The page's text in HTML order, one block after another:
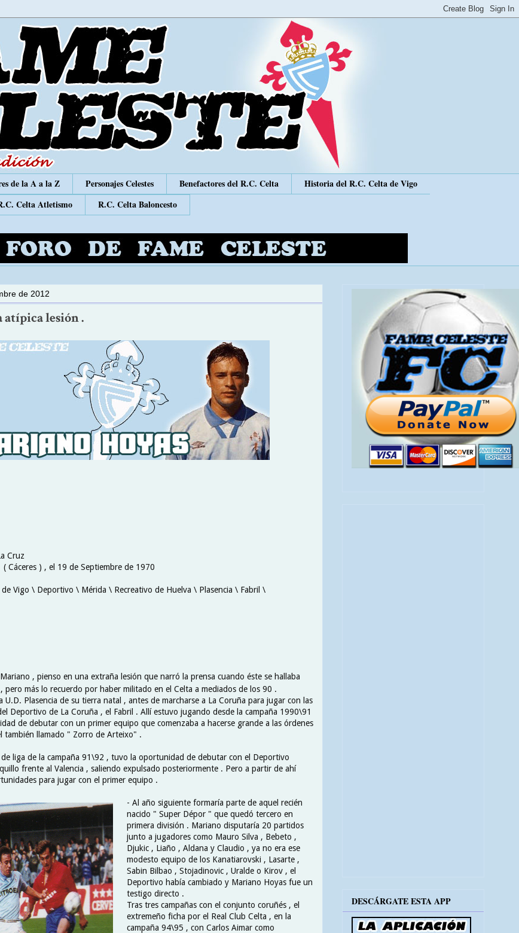
de la A a la Z Personajes Celestes Benefactores del R.C. Celta
Historia del R.C. Celta de Vigo
Celta Atletismo R.C. Celta Baloncesto
de 2012
lesión .
Cruz
Cáceres ) , el 19 de Septiembre de 1970
de Vigo \ Deportivo \ Mérida \ Recreativo de Huelva \ Plasencia \ Fabril \
, pienso en una extraña lesión que narró la prensa cuando éste se hallaba
pero más lo recuerdo por haber militado en el Celta a mediados de los 90 .
U.D. Plasencia de su tierra natal , antes de marcharse a La Coruña para jugar con las
Deportivo de La Coruña , el Fabril . Allí estuvo jugando desde la campaña 1990\91
de debutar con un primer equipo que comenzaba a hacerse grande a las órdenes
también llamado " Zorro de Arteixo" .
liga de la campaña 91\92 , tuvo la oportunidad de debutar con el Deportivo
frente al Valencia , saliendo expulsado posteriormente . Pero a partir de ahí
para jugar con el primer equipo .
- Al año siguiente formaría parte de aquel recién
nacido " Super Dépor " que quedó tercero en
primera división . Mariano disputaría 20 partidos
junto a jugadores como Mauro Silva , Bebeto ,
Djukic , Liaño , Aldana y Claudio , ya no era ese
modesto equipo de los Kanatiarovski , Lasarte ,
Sabin Bilbao , Stojadinovic , Uralde o Kirov , el
Deportivo había cambiado y Mariano Hoyas fue un
testigo directo .
Tras tres campañas con el conjunto coruñés , el
extremeño ficha por el Real Club Celta , en la
campaña 94\95 , con Carlos Aimar como
DESCÁRGATE ESTA APP